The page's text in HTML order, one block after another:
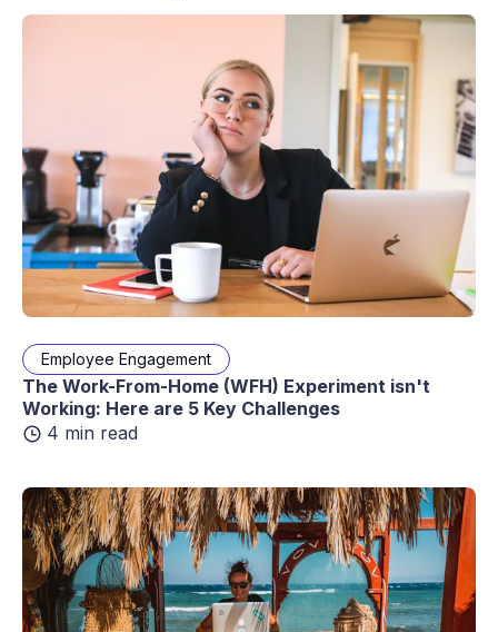
Employee Engagement
The Work-From-Home (WFH) Experiment isn't
Working: Here are 5 Key Challenges
4 min read